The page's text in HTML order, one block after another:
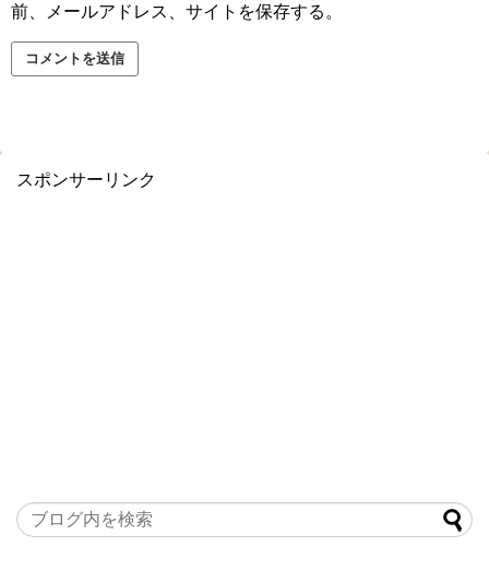
前、メールアドレス、サイトを保存する。
スポンサーリンク